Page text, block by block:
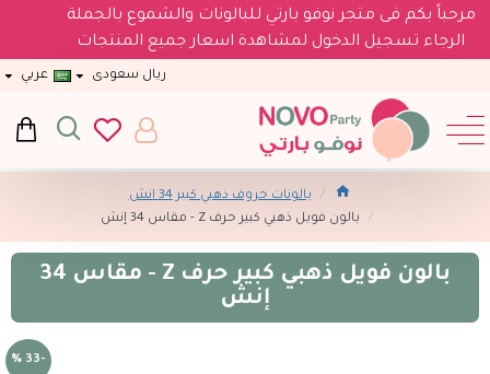
مرحباً بكم فى متجر نوفو بارتي للبالونات والشموع بالجملة
الرجاء تسجيل الدخول لمشاهدة اسعار جميع المنتجات
ريال سعودى عربي
بالونات حروف ذهبي كبير 34 انش
بالون فويل ذهبي كبير حرف Z - مقاس 34 إنش
بالون فويل ذهبي كبير حرف Z - مقاس 34
إنش
-33 %